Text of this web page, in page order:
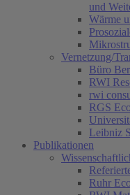
und
Wärme
Vernetzung/
Büro
RWI
rwi
RGS
Leibniz
Publikationen
Ruhr